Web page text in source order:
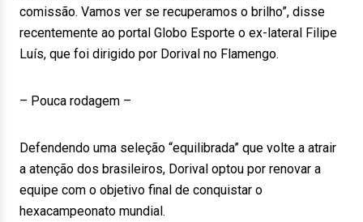
comissão. Vamos ver se recuperamos o brilho”, disse
recentemente ao portal Globo Esporte o ex-lateral Filipe
Luís, que foi dirigido por Dorival no Flamengo.
– Pouca rodagem –
Defendendo uma seleção “equilibrada” que volte a atrair
a atenção dos brasileiros, Dorival optou por renovar a
equipe com o objetivo final de conquistar o
hexacampeonato mundial.